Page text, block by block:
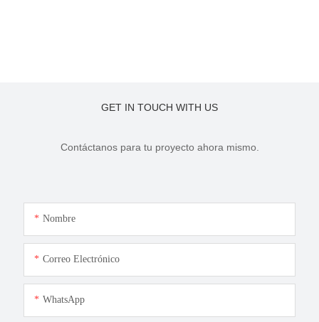
GET IN TOUCH WITH US
Contáctanos para tu proyecto ahora mismo.
Nombre
Correo Electrónico
WhatsApp